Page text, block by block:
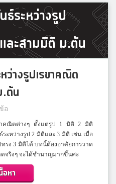
ระหว่างรูป
ละสามมิติ ม.ต้น
างรูปเรขาคณิต
ต้น
อ
ขาคณิตต่างๆ ตั้งแต่รูป 1 มิติ 2 มิติ
ะหว่างรูป 2 มิติและ 3 มิติ เช่น เมื่อ
รง 3 มิติได้ บทนี้ต้องอาศัยการวาด
จริงๆ จะได้ชำนาญมากขึ้นค่ะ
อหา